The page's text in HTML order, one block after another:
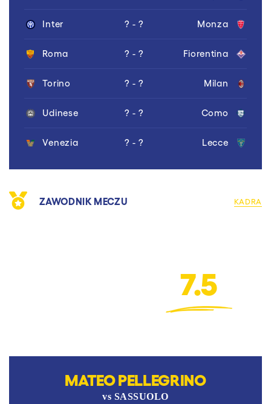
Inter ? - ? Monza
Roma ? - ? Fiorentina
Torino ? - ? Milan
Udinese ? - ? Como
Venezia ? - ? Lecce
ZAWODNIK MECZU KADRA
7.5
MATEO PELLEGRINO
vs SASSUOLO